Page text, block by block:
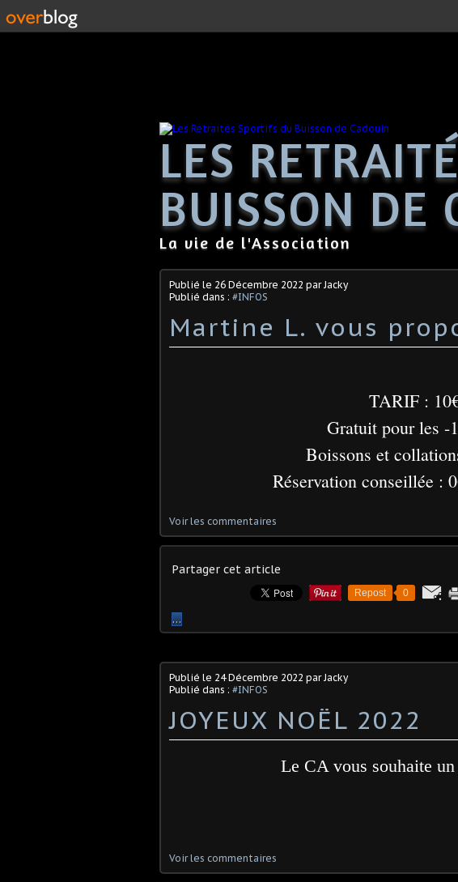
LES
BUISSON DE
La vie de l'Association
Publié le 26 Décembre 2022 par Jacky
Publié dans : #INFOS
Martine L. vous
TARIF :
Gratuit pour les -
Boissons et
Réservation conseillée :
Voir les commentaires
Partager cet article
Repost 0
…
Publié le 24 Décembre 2022 par Jacky
Publié dans : #INFOS
JOYEUX NOËL 2022
Le CA vous souhaite
Voir les commentaires